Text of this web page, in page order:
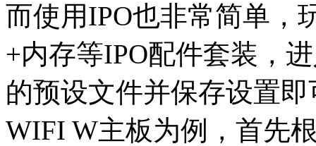
而使用IPO也非常简单，
+内存等IPO配件套装，
的预设文件并保存设置
WIFI W主板为例，首先